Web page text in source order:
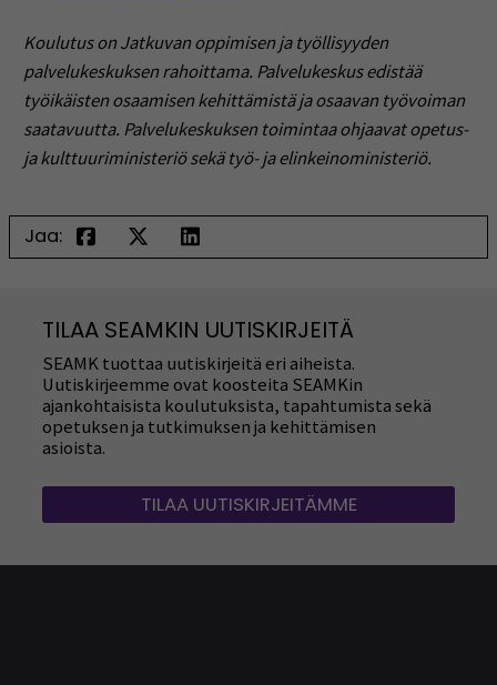
Koulutus on Jatkuvan oppimisen ja työllisyyden
palvelukeskuksen rahoittama. Palvelukeskus edistää
työikäisten osaamisen kehittämistä ja osaavan työvoiman
saatavuutta. Palvelukeskuksen toimintaa ohjaavat opetus-
ja kulttuuriministeriö sekä työ- ja elinkeinoministeriö.
Jaa:
TILAA SEAMKIN UUTISKIRJEITÄ
SEAMK tuottaa uutiskirjeitä eri aiheista.
Uutiskirjeemme ovat koosteita SEAMKin
ajankohtaisista koulutuksista, tapahtumista sekä
opetuksen ja tutkimuksen ja kehittämisen
asioista.
TILAA UUTISKIRJEITÄMME